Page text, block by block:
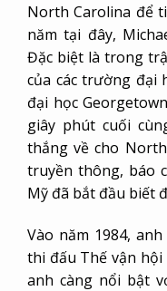
North Carolina để
năm tại đây,
Đặc biệt là trong
của các trường đại
đại học
giây phút cuối
thắng về cho
truyền thông, báo
Mỹ đã bắt đầu biết
Vào năm 1984,
thi đấu Thế vận hội
anh càng nổi bật